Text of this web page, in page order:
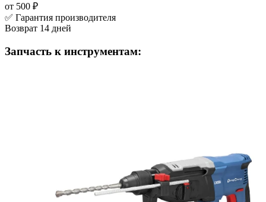
от 500 ₽
✅ Гарантия производителя
Возврат 14 дней
Запчасть к инструментам: